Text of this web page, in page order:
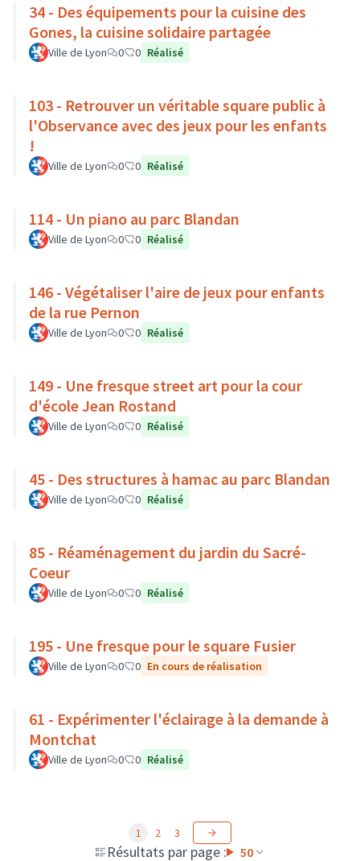
34 - Des équipements pour la cuisine des
Gones, la cuisine solidaire partagée
Ville de Lyon 0 0 Réalisé
103 - Retrouver un véritable square public à
l'Observance avec des jeux pour les enfants
!
Ville de Lyon 0 0 Réalisé
114 - Un piano au parc Blandan
Ville de Lyon 0 0 Réalisé
146 - Végétaliser l'aire de jeux pour enfants
de la rue Pernon
Ville de Lyon 0 0 Réalisé
149 - Une fresque street art pour la cour
d'école Jean Rostand
Ville de Lyon 0 0 Réalisé
45 - Des structures à hamac au parc Blandan
Ville de Lyon 0 0 Réalisé
85 - Réaménagement du jardin du Sacré-
Coeur
Ville de Lyon 0 0 Réalisé
195 - Une fresque pour le square Fusier
Ville de Lyon 0 0 En cours de réalisation
61 - Expérimenter l'éclairage à la demande à
Montchat
Ville de Lyon 0 0 Réalisé
Résultats par page : 50
1 2 3